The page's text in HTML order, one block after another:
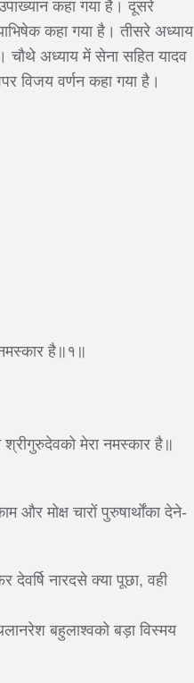
कहा गया है। दूसरे
कहा गया है। तीसरे अध्याय
चौथे अध्याय में सेना सहित यादव
विजय वर्णन कहा गया है।
है॥१॥
श्रीगुरुदेवको मेरा नमस्कार है॥
और मोक्ष चारों पुरुषार्थोंका देने-
नारदसे क्या पूछा, वही
बहुलाश्वको बड़ा विस्मय